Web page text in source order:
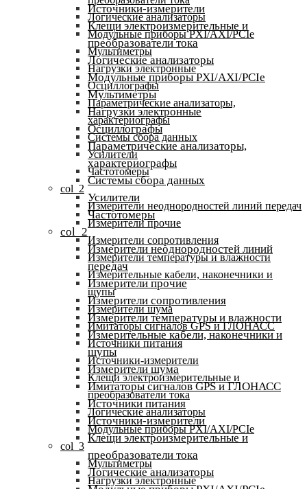
Логические анализаторы
Модульные приборы PXI/AXI/PCIe
Мультиметры
Нагрузки электронные
Осциллографы
Параметрические анализаторы,
характериографы
Системы сбора данных
Усилители
Частотомеры
col_2
Измерители неоднородностей линий передач
Измерители прочие
Измерители сопротивления
Измерители температуры и влажности
Измерительные кабели, наконечники и
щупы
Измерители шума
Имитаторы сигналов GPS и ГЛОНАСС
Источники питания
Источники-измерители
Клещи электроизмерительные и
преобразователи тока
Логические анализаторы
Модульные приборы PXI/AXI/PCIe
col_3
Мультиметры
Нагрузки электронные
Источники-измерители
Клещи электроизмерительные и
преобразователи тока
Логические анализаторы
Модульные приборы PXI/AXI/PCIe
Мультиметры
Нагрузки электронные
Осциллографы
Параметрические анализаторы,
характериографы
Системы сбора данных
Усилители
Частотомеры
col_2
Измерители неоднородностей линий
передач
Измерители прочие
Измерители сопротивления
Измерители температуры и влажности
Измерительные кабели, наконечники и
щупы
Измерители шума
Имитаторы сигналов GPS и ГЛОНАСС
Источники питания
Источники-измерители
Клещи электроизмерительные и
преобразователи тока
Логические анализаторы